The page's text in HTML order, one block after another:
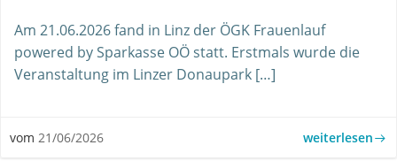
Am 21.06.2026 fand in Linz der ÖGK Frauenlauf
powered by Sparkasse OÖ statt. Erstmals wurde die
Veranstaltung im Linzer Donaupark […]
vom 21/06/2026 weiterlesen